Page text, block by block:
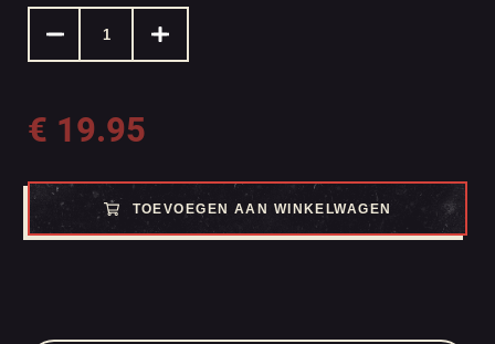
€ 19.95
TOEVOEGEN AAN WINKELWAGEN